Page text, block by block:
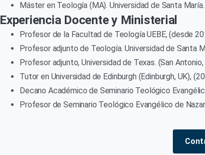
Máster en Teología (MA). Universidad de Santa
Experiencia Docente y Ministerial
Profesor de la Facultad de Teología UEBE, (desde
Profesor adjunto de Teología. Universidad de Santa
Profesor adjunto, Universidad de Texas. (San
Tutor en Universidad de Edinburgh (Edinburgh, UK),
Decano Académico de Seminario Teológico
Profesor de Seminario Teológico Evangélico de